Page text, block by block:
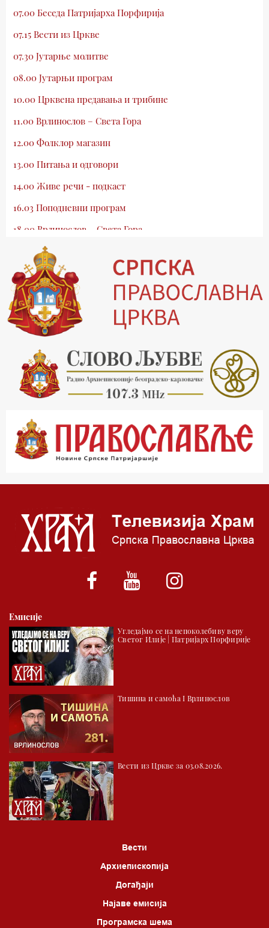
07.00 Беседа Патријарха Порфирија
07.15 Вести из Цркве
07.30 Јутарње молитве
08.00 Јутарњи програм
10.00 Црквена предавања и трибине
11.00 Врлинослов – Света Гора
12.00 Фолклор магазин
13.00 Питања и одговори
14.00 Живе речи - подкаст
16.03 Поподневни програм
18.00 Врлинослов – Света Гора
19.03 Атлас памћења
19.30 Вечерње молитве
20.00 Вести из Цркве
20.15 Реч архијереја
20.30 Млади у Цркви
21.03 Гугл пита
22.03 Црквена предавања и трибине
23.00 Питања и одговори
00.03 Гугл пита
01.03 Живе речи - подкаст
*најважније вести емитујемо на сваки пун сат
Емисије
Угледајмо се на непоколебиву веру
Светог Илије | Патријарх Порфирије
Тишина и самоћа I Врлинослов
Вести из Цркве за 03.08.2026.
Вести
Архиепископија
Догађаји
Најаве емисија
Програмска шема